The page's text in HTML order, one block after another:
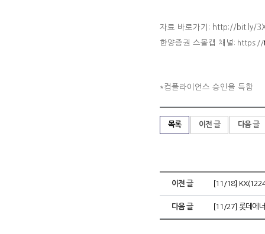
자료 바로가기: http://bit.ly/
한양증권 스몰캡 채널 : https://
*컴플라이언스 승인을 득함
목록 이전 글 다음 글
이전 글 [11/18]
다음 글 [11/27] 롯데에